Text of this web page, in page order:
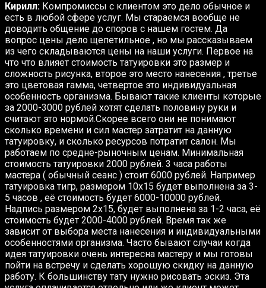
Кирилл: Компромиссы с клиентом это дело обычное и
есть в любой сфере услуг. Мы стараемся вообще не
доводить общение до споров с нашем гостем. Да
вопрос цены дело щепетильное , но мы рассказываем
из чего складываются цены на наши услуги. Первое на
что что влияет стоимость татуировки это размер и
сложность рисунка, второе это место нанесения , третье
это цветовая гамма, четвертое это индивидуальная
особенность организма. Бывают такие клиенты которые
за 2000-3000 рублей хотят сделать половину руки и
считают это нормой.Скорее всего они не понимают
сколько времени и сил мастер затратит на данную
татуировку, и сколько ресурсов потратит салон. Мы
работаем по средне-рыночным ценам. Минимальная
стоимость татуировки 2000 рублей. 3 часа работы
мастера ( обычный сеанс ) стоит 6000 рублей. Например
татуировка тигр, размером 10х15 будет выполнена за 3-
5 часов , её стоимость будет 6000-10000 рублей.
Надпись размером 2х15, будет выполнена за 1-2 часа, её
стоимость будет 2000-4000 рублей. Время так же
зависит от выбора места нанесения и индивидуальными
особенностями организма. Часто бывают случаи когда
идея татуировки очень интересна мастеру и мы готовы
пойти на встречу и сделать хорошую скидку на данную
работу. К большинству тату нужно рисовать эскиз. Эта